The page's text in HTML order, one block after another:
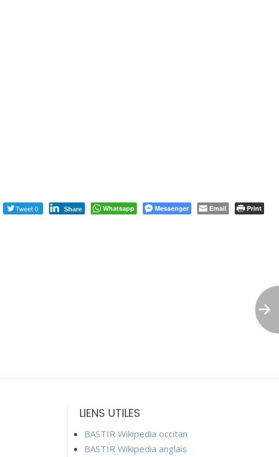
Tweet 0 Share Whatsapp Messenger Email Print
LIENS UTILES
BASTIR Wikipedia occitan
BASTIR Wikipedia anglais